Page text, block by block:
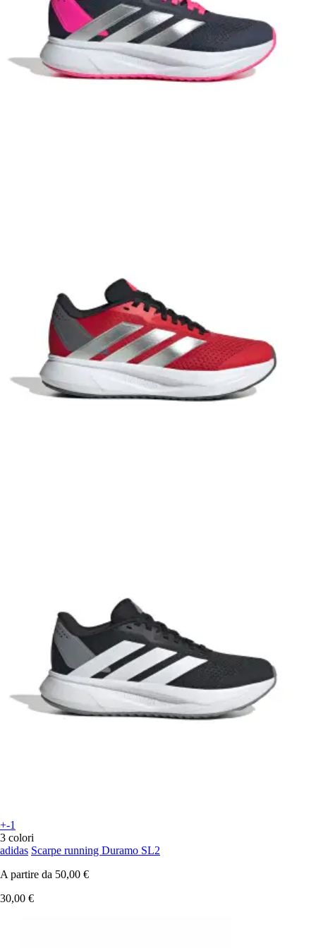
+-1
3 colori
adidas Scarpe running Duramo SL2
A partire da 50,00 €
30,00 €